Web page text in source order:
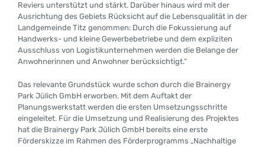
Reviers unterstützt und stärkt. Darüber hinaus wird mit der
Ausrichtung des Gebiets Rücksicht auf die Lebensqualität in der
Landgemeinde Titz genommen: Durch die Fokussierung auf
Handwerks- und kleine Gewerbebetriebe und dem expliziten
Ausschluss von Logistikunternehmen werden die Belange der
Anwohnerinnen und Anwohner berücksichtigt.“
Das relevante Grundstück wurde schon durch die Brainergy
Park Jülich GmbH erworben. Mit dem Auftakt der
Planungswerkstatt werden die ersten Umsetzungsschritte
eingeleitet. Für die Umsetzung und Realisierung des Projektes
hat die Brainergy Park Jülich GmbH bereits eine erste
Förderskizze im Rahmen des Förderprogramms „Nachhaltige